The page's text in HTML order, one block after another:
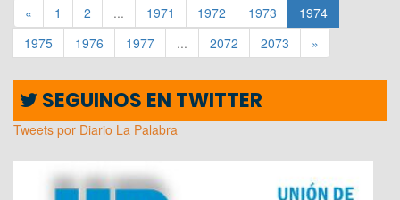
« 1 2 ... 1971 1972 1973
1974
1975
1976 1977 ... 2072 2073 »
SEGUINOS EN TWITTER
Tweets por Diario La Palabra